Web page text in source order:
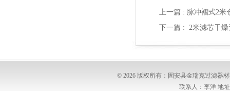
上一篇 : 脉冲褶式2米
下一篇 : 2米滤芯干
© 2026 版权所有：固安县金瑞克过滤器
联系人：李洋 地